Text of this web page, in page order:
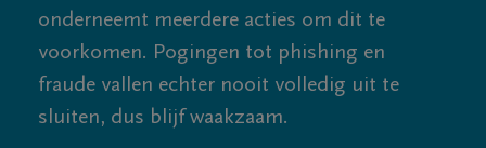
onderneemt meerdere acties om dit te
voorkomen. Pogingen tot phishing en
fraude vallen echter nooit volledig uit te
sluiten, dus blijf waakzaam.